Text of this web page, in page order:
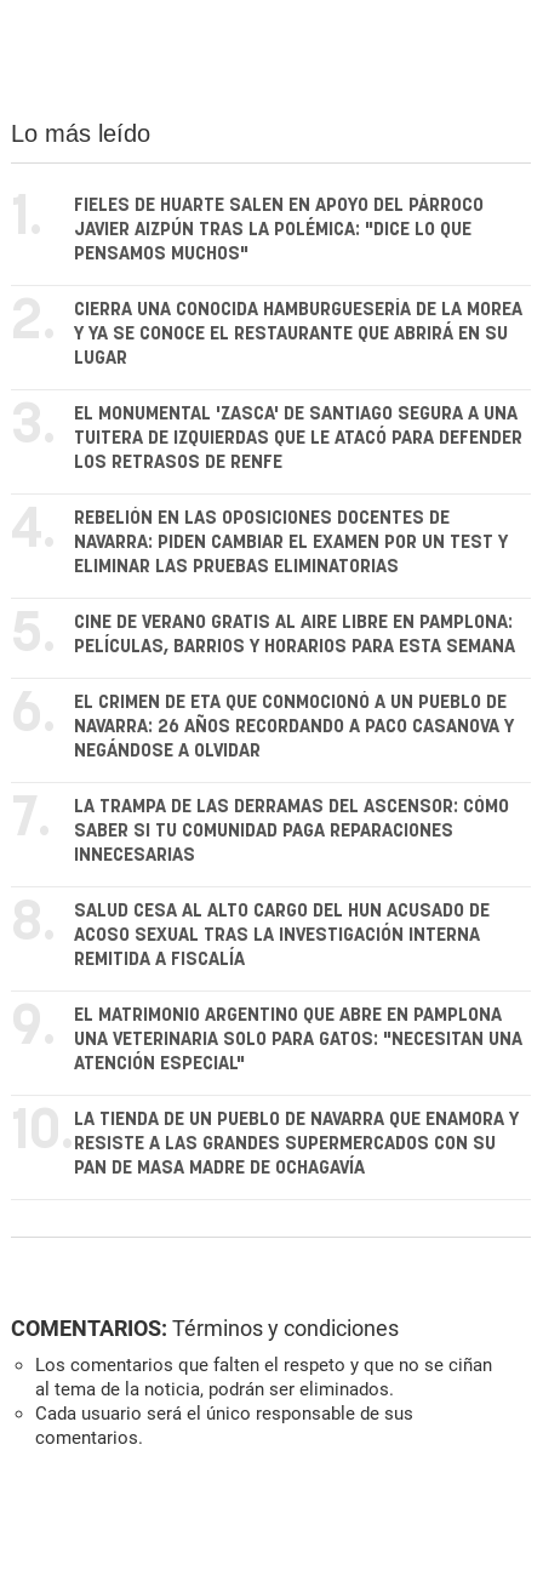
Lo más leído
1.
FIELES DE HUARTE SALEN EN APOYO DEL PÁRROCO
JAVIER AIZPÚN TRAS LA POLÉMICA: "DICE LO QUE
PENSAMOS MUCHOS"
2.
CIERRA UNA CONOCIDA HAMBURGUESERÍA DE LA MOREA
Y YA SE CONOCE EL RESTAURANTE QUE ABRIRÁ EN SU
LUGAR
3.
EL MONUMENTAL 'ZASCA' DE SANTIAGO SEGURA A UNA
TUITERA DE IZQUIERDAS QUE LE ATACÓ PARA DEFENDER
LOS RETRASOS DE RENFE
4.
REBELIÓN EN LAS OPOSICIONES DOCENTES DE
NAVARRA: PIDEN CAMBIAR EL EXAMEN POR UN TEST Y
ELIMINAR LAS PRUEBAS ELIMINATORIAS
5.
CINE DE VERANO GRATIS AL AIRE LIBRE EN PAMPLONA:
PELÍCULAS, BARRIOS Y HORARIOS PARA ESTA SEMANA
6.
EL CRIMEN DE ETA QUE CONMOCIONÓ A UN PUEBLO DE
NAVARRA: 26 AÑOS RECORDANDO A PACO CASANOVA Y
NEGÁNDOSE A OLVIDAR
7.
LA TRAMPA DE LAS DERRAMAS DEL ASCENSOR: CÓMO
SABER SI TU COMUNIDAD PAGA REPARACIONES
INNECESARIAS
8.
SALUD CESA AL ALTO CARGO DEL HUN ACUSADO DE
ACOSO SEXUAL TRAS LA INVESTIGACIÓN INTERNA
REMITIDA A FISCALÍA
9.
EL MATRIMONIO ARGENTINO QUE ABRE EN PAMPLONA
UNA VETERINARIA SOLO PARA GATOS: "NECESITAN UNA
ATENCIÓN ESPECIAL"
10. LA TIENDA DE UN PUEBLO DE NAVARRA QUE ENAMORA Y
RESISTE A LAS GRANDES SUPERMERCADOS CON SU
PAN DE MASA MADRE DE OCHAGAVÍA
COMENTARIOS: Términos y condiciones
Los comentarios que falten el respeto y que no se ciñan
al tema de la noticia, podrán ser eliminados.
Cada usuario será el único responsable de sus
comentarios.